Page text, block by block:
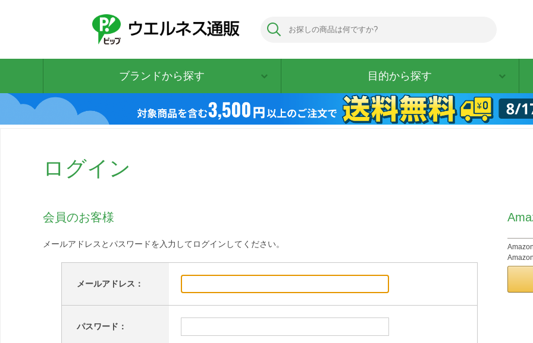
ブランドから探す 目的から探す
ログイン
会員のお客様
メールアドレスとパスワードを入力してログインしてください。
メールアドレス：
パスワード：